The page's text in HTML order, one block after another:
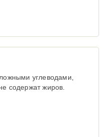
углеводами,
содержат жиров.